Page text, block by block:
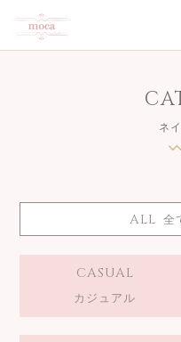
ネ
ALL 全
CASUAL
カジュアル